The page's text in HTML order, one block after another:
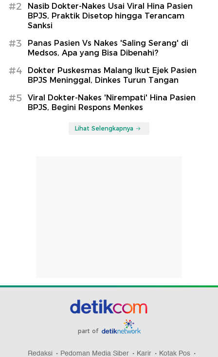
#2
Nasib Dokter-Nakes Usai Viral Hina Pasien
BPJS, Praktik Disetop hingga Terancam
Sanksi
#3
Panas Pasien Vs Nakes 'Saling Serang' di
Medsos, Apa yang Bisa Dibenahi?
#4
Dokter Puskesmas Malang Ikut Ejek Pasien
BPJS Meninggal, Dinkes Turun Tangan
#5
Viral Dokter-Nakes 'Nirempati' Hina Pasien
BPJS, Begini Respons Menkes
Lihat Selengkapnya
part of
Redaksi Pedoman Media Siber Karir Kotak Pos